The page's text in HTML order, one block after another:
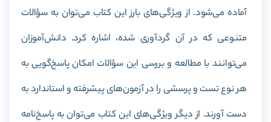
آماده می‌شود. از ویژگی‌های بارز این کتاب می‌توان به سؤالات
متنوعی که در آن گردآوری شده، اشاره کرد. دانش‌آموزان
می‌توانند با مطالعه و بررسی این سؤالات امکان پاسخ‌گویی به
هر نوع تست و پرسشی را در آزمون‌های پیشرفته و استاندارد به
دست آورند. از دیگر ویژگی‌های این کتاب می‌توان به پاسخ‌نامه